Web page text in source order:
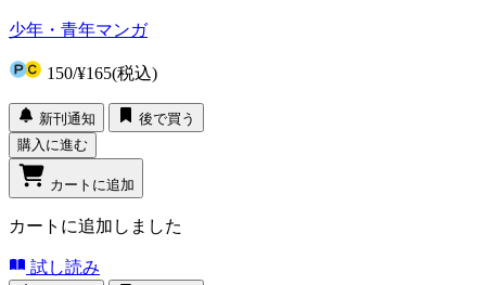
少年・青年マンガ
150/¥165(税込)
新刊通知
後で買う
購入に進む
カートに追加
カートに追加しました
試し読み